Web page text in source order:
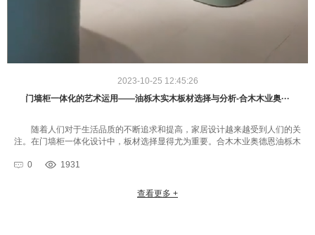
2023-10-25 12:45:26
门墙柜一体化的艺术运用——油栎木实木板材选择与分析-合木木业奥···
随着人们对于生活品质的不断追求和提高，家居设计越来越受到人们的关
注。在门墙柜一体化设计中，板材选择显得尤为重要。合木木业奥德恩油栎木
0
1931
查看更多 +